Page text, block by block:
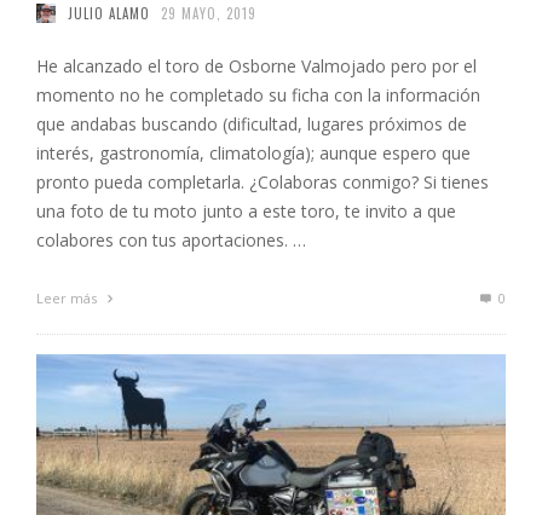
JULIO ALAMO 29 MAYO, 2019
He alcanzado el toro de Osborne Valmojado pero por el
momento no he completado su ficha con la información
que andabas buscando (dificultad, lugares próximos de
interés, gastronomía, climatología); aunque espero que
pronto pueda completarla. ¿Colaboras conmigo? Si tienes
una foto de tu moto junto a este toro, te invito a que
colabores con tus aportaciones. …
Leer más 0